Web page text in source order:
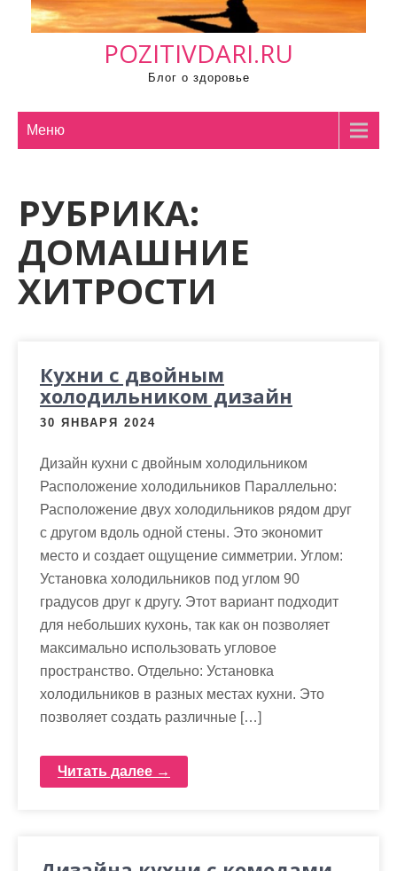
POZITIVDARI.RU
Блог о здоровье
Меню
РУБРИКА:
ДОМАШНИЕ
ХИТРОСТИ
Кухни с двойным
холодильником дизайн
30 ЯНВАРЯ 2024
Дизайн кухни с двойным холодильником
Расположение холодильников Параллельно:
Расположение двух холодильников рядом друг
с другом вдоль одной стены. Это экономит
место и создает ощущение симметрии. Углом:
Установка холодильников под углом 90
градусов друг к другу. Этот вариант подходит
для небольших кухонь, так как он позволяет
максимально использовать угловое
пространство. Отдельно: Установка
холодильников в разных местах кухни. Это
позволяет создать различные […]
Читать далее →